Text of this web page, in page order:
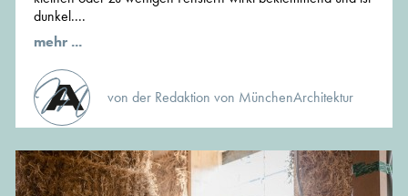
dunkel....
mehr ...
von der Redaktion von MünchenArchitektur